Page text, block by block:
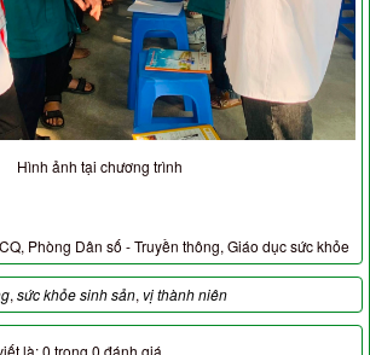
Hình ảnh tại chương trình
Phòng Dân số - Truyền thông, Giáo dục sức khỏe
, sức khỏe sinh sản, vị thành niên